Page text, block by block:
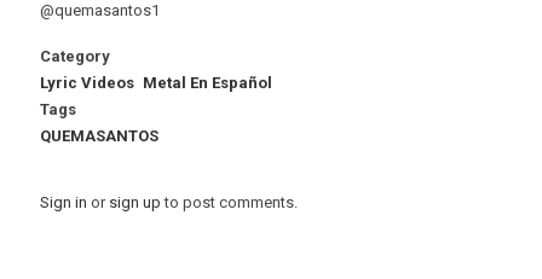
@quemasantos1
Category
Lyric Videos Metal En Español
Tags
QUEMASANTOS
Sign in or sign up to post comments.